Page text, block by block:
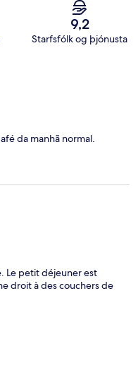
9,2
Starfsfólk og þjónusta
da manhã normal.
Le petit déjeuner est
droit à des couchers de